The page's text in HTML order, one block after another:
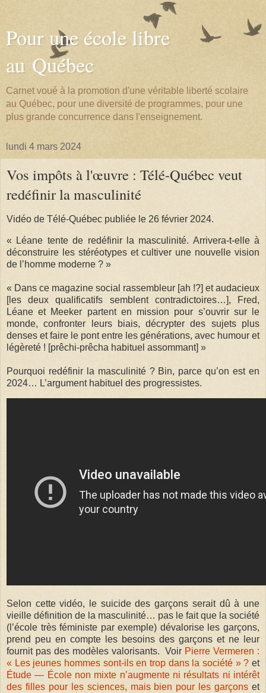
Pour une école libre
au Québec
Carnet voué à la promotion d'une véritable liberté scolaire
au Québec, pour une diversité de programmes, pour une
plus grande concurrence dans l'enseignement.
lundi 4 mars 2024
Vos impôts à l'œuvre : Télé-Québec veut
redéfinir la masculinité
Vidéo de Télé-Québec publiée le 26 février 2024.
« Léane tente de redéfinir la masculinité. Arrivera-t-elle à
déconstruire les stéréotypes et cultiver une nouvelle vision
de l’homme moderne ? »
« Dans ce magazine social rassembleur [ah !?] et audacieux
[les deux qualificatifs semblent contradictoires…], Fred,
Léane et Meeker partent en mission pour s’ouvrir sur le
monde, confronter leurs biais, décrypter des sujets plus
denses et faire le pont entre les générations, avec humour et
légèreté ! [prêchi-prêcha habituel assommant] »
Pourquoi redéfinir la masculinité ? Bin, parce qu’on est en
2024… L’argument habituel des progressistes.
Selon cette vidéo, le suicide des garçons serait dû à une
vieille définition de la masculinité… pas le fait que la société
(l’école très féministe par exemple) dévalorise les garçons,
prend peu en compte les besoins des garçons et ne leur
fournit pas des modèles valorisants. Voir Pierre Vermeren :
« Les jeunes hommes sont-ils en trop dans la société » ? et
Étude — École non mixte n’augmente ni résultats ni intérêt
des filles pour les sciences, mais bien pour les garçons et